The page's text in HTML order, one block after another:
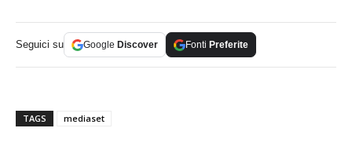
Seguici su Google Discover Fonti Preferite
TAGS mediaset